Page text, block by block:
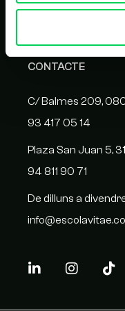
Homologació de
CONTACTE
C/ Balmes 209,
93 417 05 14
Plaza San Juan 5,
94 811 90 71
De dilluns a